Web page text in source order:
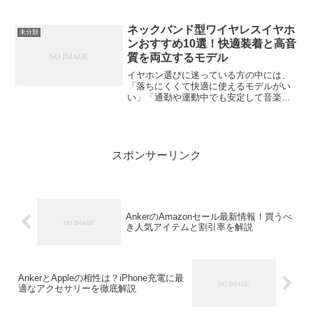
が登場してから、状況はかなり変わって
きています...
未分類
ネックバンド型ワイヤレスイヤホ
ンおすすめ10選！快適装着と高音
質を両立するモデル
イヤホン選びに迷っている方の中には、
「落ちにくくて快適に使えるモデルがい
い」「通勤や運動中でも安定して音楽を
スポンサーリンク
AnkerのAmazonセール最新情報！買うべ
き人気アイテムと割引率を解説
AnkerとAppleの相性は？iPhone充電に最
適なアクセサリーを徹底解説